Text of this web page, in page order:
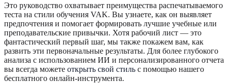
Это руководство охватывает преимущества распечатываемого
теста на стили обучения VAK. Вы узнаете, как он выявляет
предпочтения и помогает формировать лучшие учебные или
преподавательские привычки. Хотя рабочий лист — это
фантастический первый шаг, мы также покажем вам, как
развить эти первоначальные результаты. Для более глубокого
анализа с использованием ИИ и персонализированного отчета
вы всегда можете открыть свой стиль с помощью нашего
бесплатного онлайн-инструмента.